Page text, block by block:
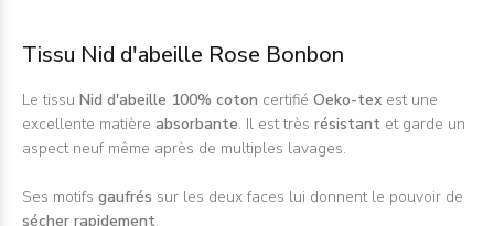
Tissu Nid d'abeille Rose Bonbon
Le tissu Nid d'abeille 100% coton certifié Oeko-tex est une
excellente matière absorbante. Il est très résistant et garde un
aspect neuf même après de multiples lavages.
Ses motifs gaufrés sur les deux faces lui donnent le pouvoir de
sécher rapidement.